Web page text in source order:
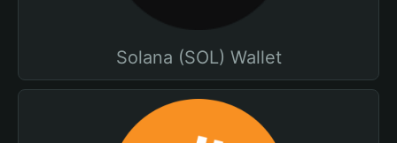
Solana (SOL) Wallet